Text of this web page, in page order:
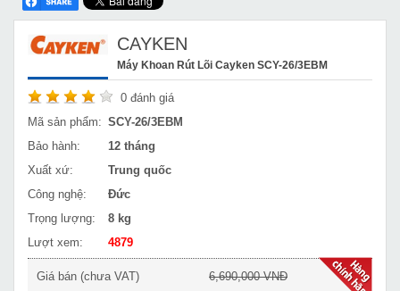
CAYKEN
Máy Khoan Rút Lõi Cayken SCY-26/3EBM
0 đánh giá
Mã sản phẩm: SCY-26/3EBM
Bảo hành:
12 tháng
Xuất xứ:
Trung quốc
Công nghệ:
Đức
Trọng lượng:
8 kg
Lượt xem:
4879
Giá bán (chưa VAT)
6,690,000 VNĐ